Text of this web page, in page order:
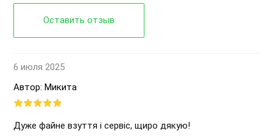
Оставить отзыв
6 июля 2025
Автор: Микита
Дуже файне взуття і сервіс, щиро дякую!